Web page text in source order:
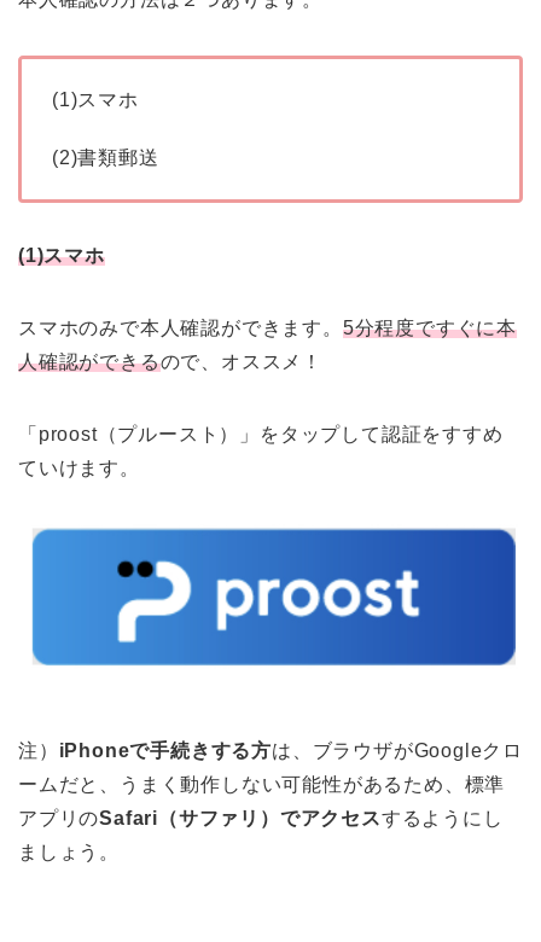
(1)スマホ
(2)書類郵送
(1)スマホ
スマホのみで本人確認ができます。 5分程度ですぐに本
人確認ができるので、オススメ！
「proost（プルースト）」をタップして認証をすすめ
ていけます。
注） iPhoneで手続きする方は、ブラウザがGoogleクロ
ームだと、うまく動作しない可能性があるため、標準
アプリのSafari（サファリ）でアクセスするようにし
ましょう。